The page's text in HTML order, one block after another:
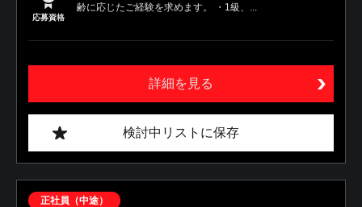
応募資格
齢に応じたご経験を求めます。 ・1級、...
詳細を見る
検討中リストに保存
正社員（中途）